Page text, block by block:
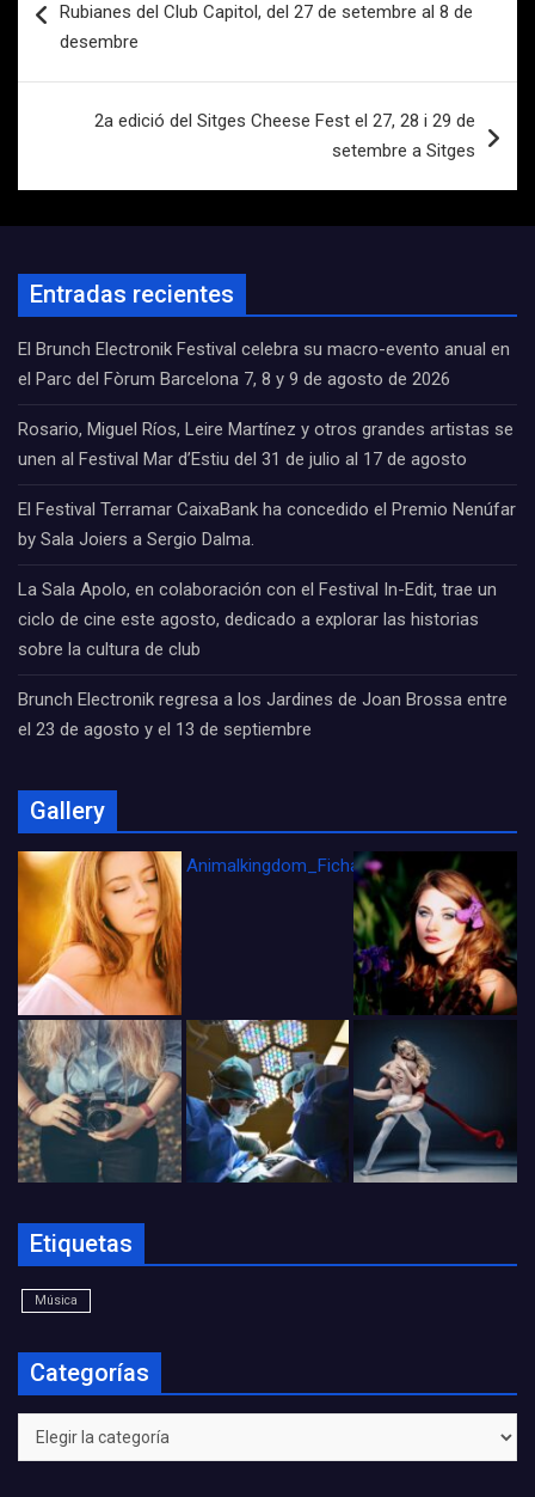
entradas
Rubianes del Club Capitol, del 27 de setembre al 8 de
desembre
2a edició del Sitges Cheese Fest el 27, 28 i 29 de
setembre a Sitges
Entradas recientes
El Brunch Electronik Festival celebra su macro-evento anual en
el Parc del Fòrum Barcelona 7, 8 y 9 de agosto de 2026
Rosario, Miguel Ríos, Leire Martínez y otros grandes artistas se
unen al Festival Mar d’Estiu del 31 de julio al 17 de agosto
El Festival Terramar CaixaBank ha concedido el Premio Nenúfar
by Sala Joiers a Sergio Dalma.
La Sala Apolo, en colaboración con el Festival In-Edit, trae un
ciclo de cine este agosto, dedicado a explorar las historias
sobre la cultura de club
Brunch Electronik regresa a los Jardines de Joan Brossa entre
el 23 de agosto y el 13 de septiembre
Gallery
Animalkingdom_FichaCine
Etiquetas
Música
Categorías
Categorías